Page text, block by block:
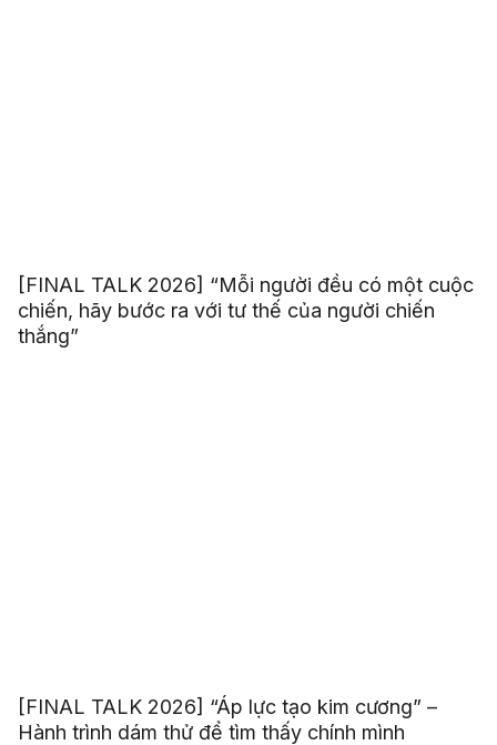
[FINAL TALK 2026] “Mỗi người đều có một cuộc
chiến, hãy bước ra với tư thế của người chiến
thắng”
[FINAL TALK 2026] “Áp lực tạo kim cương” –
Hành trình dám thử để tìm thấy chính mình